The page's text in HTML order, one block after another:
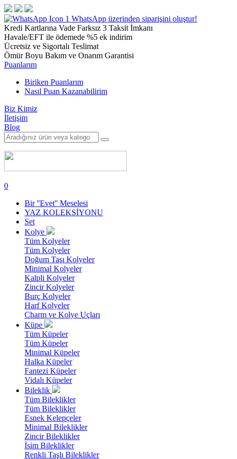
1 WhatsApp üzerinden siparişini oluştur!
Kredi Kartlarına Vade Farksız 3 Taksit İmkanı
Havale/EFT ile ödemede %5 ek indirim
Ücretsiz ve Sigortalı Teslimat
Ömür Boyu Bakım ve Onarım Garantisi
Puanlarım
Biriken Puanlarım
Nasıl Puan Kazanabilirim
Biz Kimiz
İletişim
Blog
0
Bir ''Evet'' Meselesi
YAZ KOLEKSİYONU
Set
Kolye
Tüm Kolyeler
Tüm Kolyeler
Doğum Taşı Kolyeler
Minimal Kolyeler
Kalpli Kolyeler
Zincir Kolyeler
Burç Kolyeler
Harf Kolyeler
Charm ve Kolye Uçları
Küpe
Tüm Küpeler
Tüm Küpeler
Minimal Küpeler
Halka Küpeler
Fantezi Küpeler
Vidalı Küpeler
Bileklik
Tüm Bileklikler
Tüm Bileklikler
Esnek Kelepçeler
Minimal Bileklikler
Zincir Bileklikler
İsim Bileklikler
Renkli Taşlı Bileklikler